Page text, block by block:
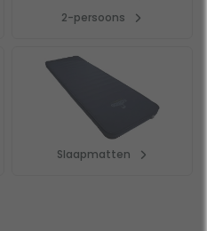
2-persoons
Slaapmatten